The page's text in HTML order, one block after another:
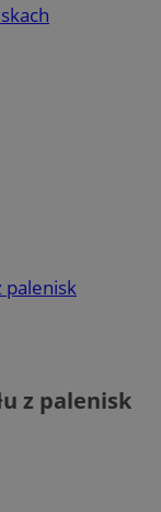
palenisk
z palenisk